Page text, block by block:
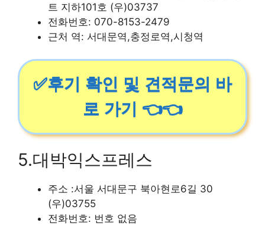
트 지하101호 (우)03737
전화번호: 070-8153-2479
근처 역: 서대문역,충정로역,시청역
✅후기 확인 및 견적문의 바
로 가기 👈👈
5.대박익스프레스
주소 :서울 서대문구 북아현로6길 30
(우)03755
전화번호: 번호 없음